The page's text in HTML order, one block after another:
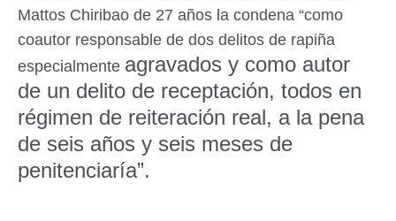
Mattos Chiribao de 27 años la condena “como
coautor responsable de dos delitos de rapiña
especialmente agravados y como autor
de un delito de receptación, todos en
régimen de reiteración real, a la pena
de seis años y seis meses de
penitenciaría”.